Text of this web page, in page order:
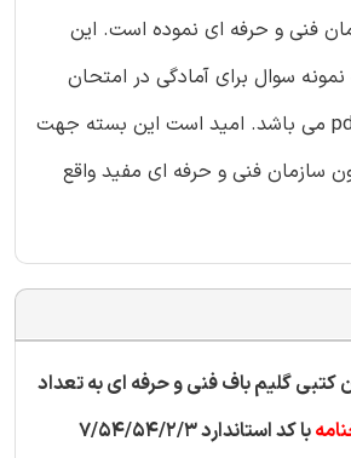
فنی و حرفه ای نموده است. این
محصول شامل 531 نمونه سوال برای آمادگی در امتحان
گلیم باف با فرمت pdf می باشد. امید است این بسته جهت
سازمان فنی و حرفه ای مفید واقع
کتبی گلیم باف فنی و حرفه ای به تعداد
با کد استاندارد 7/54/54/2/3